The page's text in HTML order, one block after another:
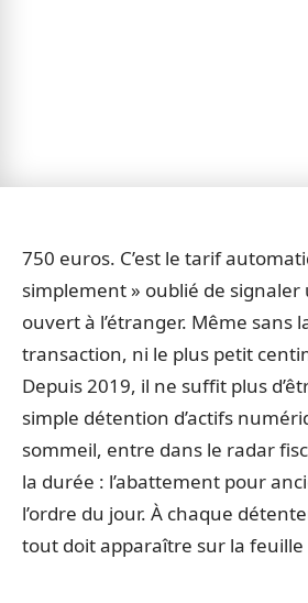
750 euros. C’est le tarif
simplement » oublié de
ouvert à l’étranger. Même sans
transaction, ni le plus petit
Depuis 2019, il ne suffit plus
simple détention d’actifs
sommeil, entre dans le radar
la durée : l’abattement pour
l’ordre du jour. À chaque
tout doit apparaître sur la feuille